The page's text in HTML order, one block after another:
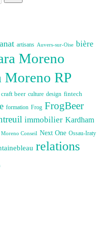
artisans Auvers-sur-Oise bière
Moreno
Moreno RP
craft beer culture design fintech
formation Frog FrogBeer
immobilier Kardham
Moreno Conseil Next One Ossau-Iraty
relations